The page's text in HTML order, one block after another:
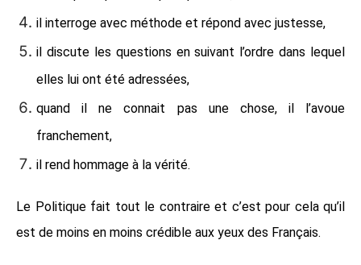
il interroge avec méthode et répond avec justesse,
il discute les questions en suivant l’ordre dans lequel
elles lui ont été adressées,
quand il ne connait pas une chose, il l’avoue
franchement,
il rend hommage à la vérité.
Le Politique fait tout le contraire et c’est pour cela qu’il
est de moins en moins crédible aux yeux des Français.